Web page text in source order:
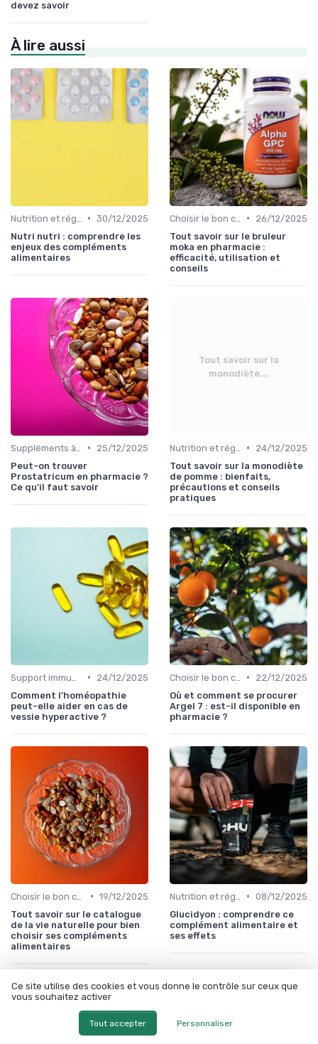
devez savoir
À lire aussi
• 30/12/2025
Nutri nutri : comprendre les
enjeux des compléments
alimentaires
•
26/12/2025
Tout savoir sur le bruleur
moka en pharmacie :
efficacité, utilisation et
conseils
•
25/12/2025
Peut-on trouver
Prostatricum en pharmacie ?
Ce qu’il faut savoir
Tout savoir sur la
monodiète...
•
24/12/2025
Tout savoir sur la monodiète
de pomme : bienfaits,
précautions et conseils
pratiques
•
24/12/2025
Comment l’homéopathie
peut-elle aider en cas de
vessie hyperactive ?
•
22/12/2025
Où et comment se procurer
Argel 7 : est-il disponible en
pharmacie ?
• 19/12/2025
Tout savoir sur le catalogue
de la vie naturelle pour bien
choisir ses compléments
alimentaires
• 08/12/2025
Glucidyon : comprendre ce
complément alimentaire et
ses effets
Ce site utilise des cookies et vous donne le contrôle sur ceux que
vous souhaitez activer
Tout accepter Personnaliser